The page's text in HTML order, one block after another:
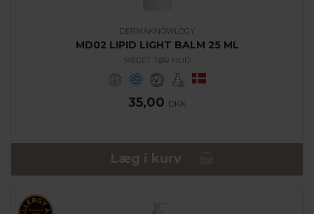
DERMAKNOWLOGY
MD02 LIPID LIGHT BALM 25 ML
MEGET TØR HUD
35,00 DKK
Læg i kurv